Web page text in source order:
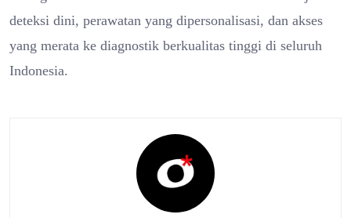
deteksi dini, perawatan yang dipersonalisasi, dan akses
yang merata ke diagnostik berkualitas tinggi di seluruh
Indonesia.